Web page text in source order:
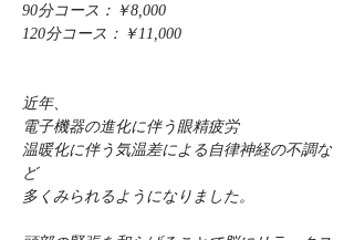
90分コース：￥8,000
120分コース：￥11,000
近年、
電子機器の進化に伴う眼精疲労
温暖化に伴う気温差による自律神経の不調な
ど
多くみられるようになりました。